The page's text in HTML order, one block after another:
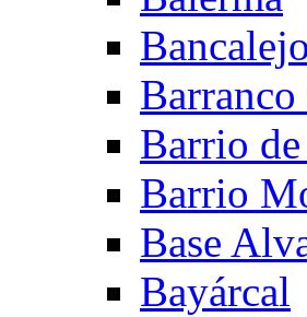
Bancalejo
Barrio
Barrio
Base
Bayárcal